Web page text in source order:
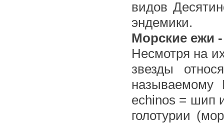
видов
эндемики.
Морские ежи
Несмотря на
звезды
называемому
echinos = шип
голотурии